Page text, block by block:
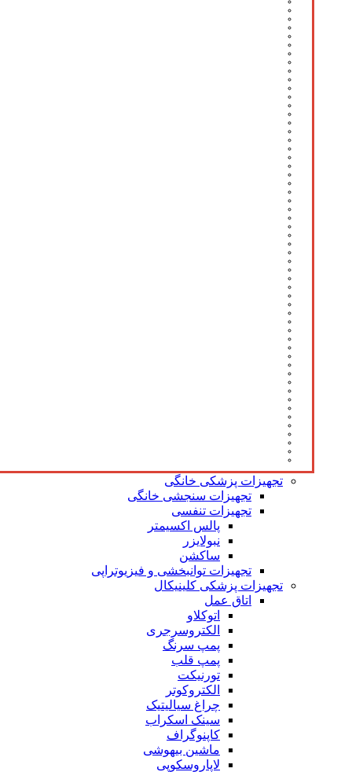
تجهیزات پزشکی خانگی
تجهیزات سنجشی خانگی
تجهیزات تنفسی
پالس اکسیمتر
نبولایزر
ساکشن
تجهیزات توانبخشی و فیزیوتراپی
تجهیزات پزشکی کلینیکال
اتاق عمل
اتوکلاو
الکتروسرجری
پمپ سرنگ
پمپ قلب
تورنیکت
الکتروکوتر
چراغ سیالیتیک
سینک اسکراب
کاپنوگراف
ماشین بیهوشی
لاپاروسکوپی